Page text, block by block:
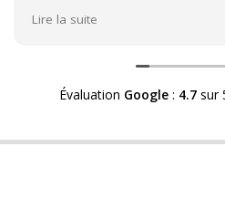
Héritage afin d'échanger sur
m'a fourni des explications
visuel.
enceinte n'est plus fabriqué
Lire la suite
Évaluation Google: 4.7sur